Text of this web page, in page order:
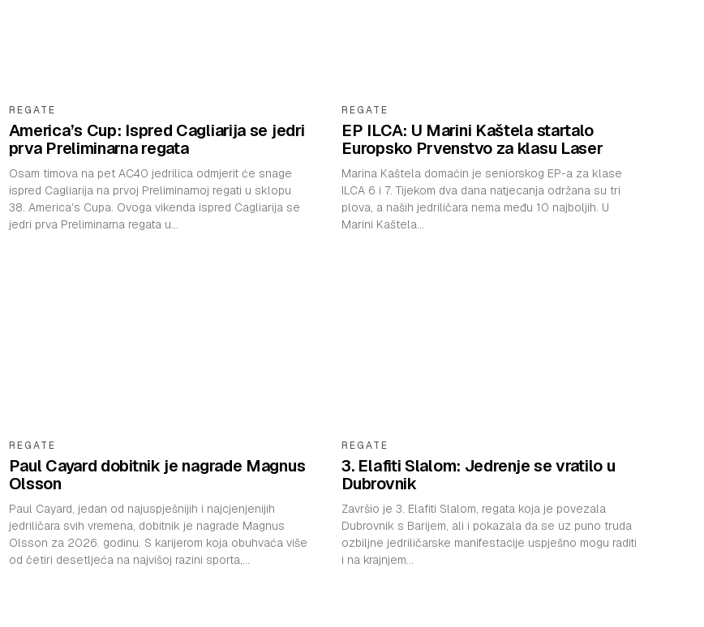
REGATE
America’s Cup: Ispred Cagliarija se jedri
prva Preliminarna regata
Osam timova na pet AC40 jedrilica odmjerit će snage
ispred Cagliarija na prvoj Preliminarnoj regati u sklopu
38. America's Cupa. Ovoga vikenda ispred Cagliarija se
jedri prva Preliminarna regata u...
REGATE
EP ILCA: U Marini Kaštela startalo
Europsko Prvenstvo za klasu Laser
Marina Kaštela domaćin je seniorskog EP-a za klase
ILCA 6 i 7. Tijekom dva dana natjecanja održana su tri
plova, a naših jedriličara nema među 10 najboljih. U
Marini Kaštela...
REGATE
Paul Cayard dobitnik je nagrade Magnus
Olsson
Paul Cayard, jedan od najuspješnijih i najcjenjenijih
jedriličara svih vremena, dobitnik je nagrade Magnus
Olsson za 2026. godinu. S karijerom koja obuhvaća više
od četiri desetljeća na najvišoj razini sporta,...
REGATE
3. Elafiti Slalom: Jedrenje se vratilo u
Dubrovnik
Završio je 3. Elafiti Slalom, regata koja je povezala
Dubrovnik s Barijem, ali i pokazala da se uz puno truda
ozbiljne jedriličarske manifestacije uspješno mogu raditi
i na krajnjem...